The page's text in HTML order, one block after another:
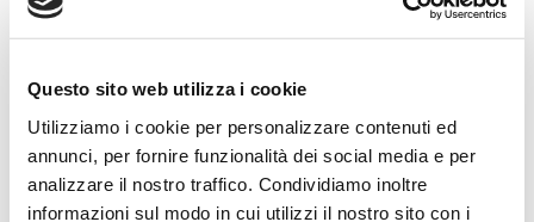
Questo sito web utilizza i cookie
Utilizziamo i cookie per personalizzare contenuti ed
annunci, per fornire funzionalità dei social media e per
analizzare il nostro traffico. Condividiamo inoltre
informazioni sul modo in cui utilizzi il nostro sito con i
GIUSEPPE, NICOLA con PAOLA, VALENTINA e LAURA.
partendo dalle Camere Ardenti del cimitero Nuovo di
Coviolo per la Chiesa parrocchiale di Rivalta, indi in corteo al
cimitero locale.